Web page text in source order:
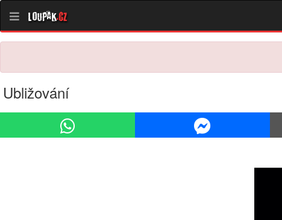
Loupak.cz
Ubližování